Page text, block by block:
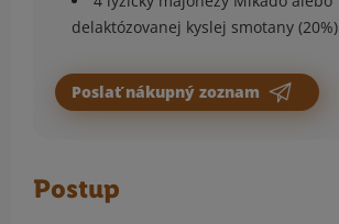
delaktózovanej kyslej smotany (20%)
Poslať nákupný zoznam
Postup